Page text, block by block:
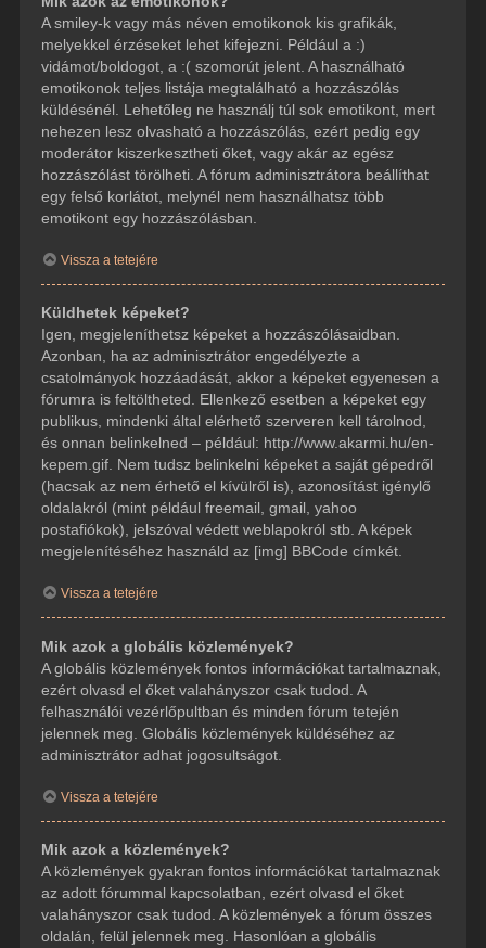
A smiley-k vagy más néven emotikonok kis grafikák,
melyekkel érzéseket lehet kifejezni. Például a :)
vidámot/boldogot, a :( szomorút jelent. A használható
emotikonok teljes listája megtalálható a hozzászólás
küldésénél. Lehetőleg ne használj túl sok emotikont, mert
nehezen lesz olvasható a hozzászólás, ezért pedig egy
moderátor kiszerkesztheti őket, vagy akár az egész
hozzászólást törölheti. A fórum adminisztrátora beállíthat
egy felső korlátot, melynél nem használhatsz több
emotikont egy hozzászólásban.
Vissza a tetejére
Küldhetek képeket?
Igen, megjeleníthetsz képeket a hozzászólásaidban.
Azonban, ha az adminisztrátor engedélyezte a
csatolmányok hozzáadását, akkor a képeket egyenesen a
fórumra is feltöltheted. Ellenkező esetben a képeket egy
publikus, mindenki által elérhető szerveren kell tárolnod,
és onnan belinkelned – például: http://www.akarmi.hu/en-
kepem.gif. Nem tudsz belinkelni képeket a saját gépedről
(hacsak az nem érhető el kívülről is), azonosítást igénylő
oldalakról (mint például freemail, gmail, yahoo
postafiókok), jelszóval védett weblapokról stb. A képek
megjelenítéséhez használd az [img] BBCode címkét.
Vissza a tetejére
Mik azok a globális közlemények?
A globális közlemények fontos információkat tartalmaznak,
ezért olvasd el őket valahányszor csak tudod. A
felhasználói vezérlőpultban és minden fórum tetején
jelennek meg. Globális közlemények küldéséhez az
adminisztrátor adhat jogosultságot.
Vissza a tetejére
Mik azok a közlemények?
A közlemények gyakran fontos információkat tartalmaznak
az adott fórummal kapcsolatban, ezért olvasd el őket
valahányszor csak tudod. A közlemények a fórum összes
oldalán, felül jelennek meg. Hasonlóan a globális